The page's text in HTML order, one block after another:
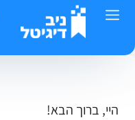
היי, ברוך הבא!